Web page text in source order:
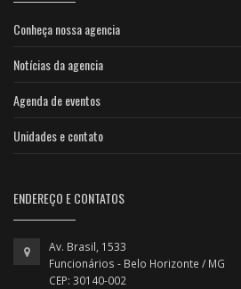
Conheça nossa agencia
Notícias da agencia
Agenda de eventos
Unidades e contato
ENDEREÇO E CONTATOS
Av. Brasil, 1533
Funcionários - Belo Horizonte / MG
CEP: 30140-002